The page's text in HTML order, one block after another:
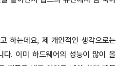
하는데요, 제 개인적인 생각으로는
다. 이미 하드웨어의 성능이 많이 올